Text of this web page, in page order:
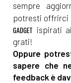
sempre
potresti offrirci
GADGET ispirati
grati!
Oppure
sapere che
feedback è